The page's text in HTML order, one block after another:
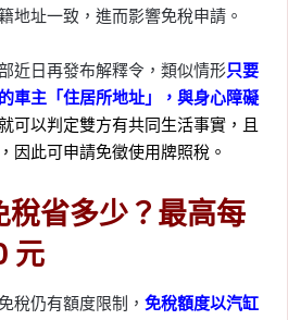
地址一致，進而影響免稅申請。
近日再發布解釋令，類似情形只要
車主「住居所地址」，與身心障礙
可以判定雙方有共同生活事實，且
因此可申請免徵使用牌照稅 。
省多少？最高每
元
稅仍有額度限制， 免稅額度以汽缸